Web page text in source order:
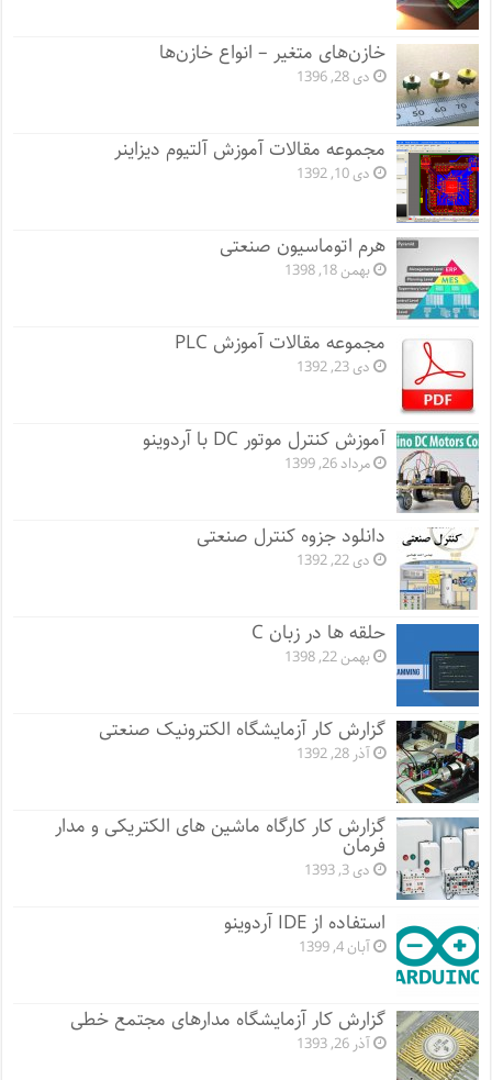
خازن‌های متغیر – انواع خازن‌ها
دی 28, 1396
مجموعه مقالات آموزش آلتیوم دیزاینر
دی 10, 1392
هرم اتوماسیون صنعتی
بهمن 18, 1398
مجموعه مقالات آموزش PLC
دی 23, 1392
آموزش کنترل موتور DC با آردوینو
مرداد 26, 1399
دانلود جزوه کنترل صنعتی
دی 22, 1392
حلقه ها در زبان C
بهمن 22, 1398
گزارش کار آزمایشگاه الکترونیک صنعتی
آذر 28, 1392
گزارش کار کارگاه ماشین های الکتریکی و مدار
فرمان
دی 3, 1393
استفاده از IDE آردوینو
آبان 4, 1399
گزارش کار آزمایشگاه مدارهای مجتمع خطی
آذر 26, 1393